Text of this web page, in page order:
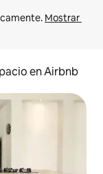
Mostrar
en Airbnb